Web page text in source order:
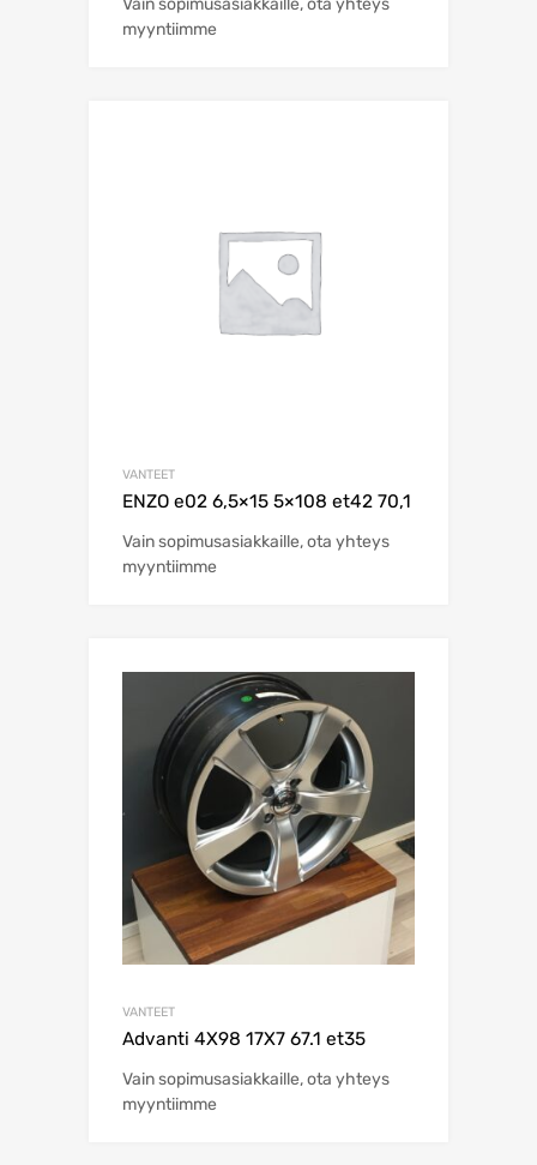
myyntiimme
VANTEET
ENZO e02 6,5×15 5×108 et42 70,1
Vain sopimusasiakkaille, ota yhteys
myyntiimme
VANTEET
Advanti 4X98 17X7 67.1 et35
Vain sopimusasiakkaille, ota yhteys
myyntiimme